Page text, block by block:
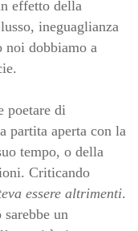
effetto della
ineguaglianza
dobbiamo a
poetare di
partita aperta con la
tempo, o della
Criticando
essere altrimenti.
un